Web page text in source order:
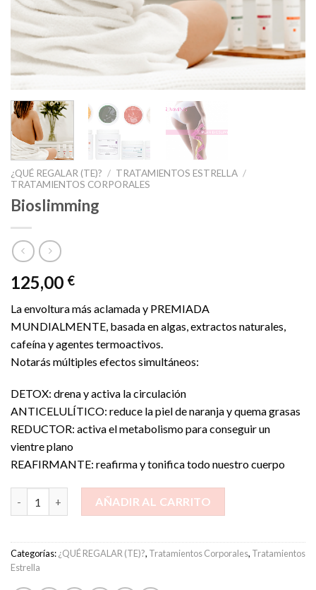
¿QUÉ REGALAR (TE)? / TRATAMIENTOS ESTRELLA /
TRATAMIENTOS CORPORALES
Bioslimming
125,00 €
La envoltura más aclamada y PREMIADA
MUNDIALMENTE, basada en algas, extractos naturales,
cafeína y agentes termoactivos.
Notarás múltiples efectos simultáneos:
DETOX: drena y activa la circulación
ANTICELULÍTICO: reduce la piel de naranja y quema grasas
REDUCTOR: activa el metabolismo para conseguir un
vientre plano
REAFIRMANTE: reafirma y tonifica todo nuestro cuerpo
Bioslimming cantidadAÑADIR AL CARRITO
Categorías:¿QUÉ REGALAR (TE)?, Tratamientos Corporales, Tratamientos
Estrella